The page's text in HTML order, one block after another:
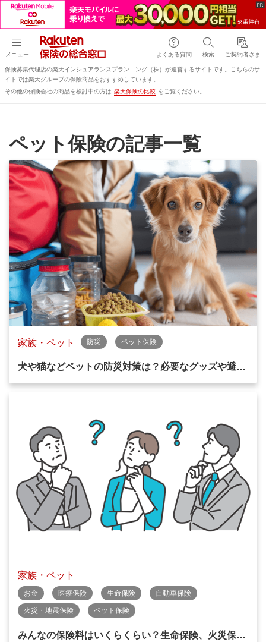
メニュー よくある質問 検索 ご契約者さま
保険募集代理店の楽天インシュアランスプランニング（株）が運営するサイトです。こちらのサ
イトでは楽天グループの保険商品をおすすめしています。
その他の保険会社の商品を検討中の方は 楽天保険の比較 をご覧ください。
ペット保険の記事一覧
家族・ペット 防災 ペット保険
犬や猫などペットの防災対策は？必要なグッズや避…
家族・ペット
お金 医療保険 生命保険 自動車保険
火災・地震保険 ペット保険
みんなの保険料はいくらくらい？生命保険、火災保…